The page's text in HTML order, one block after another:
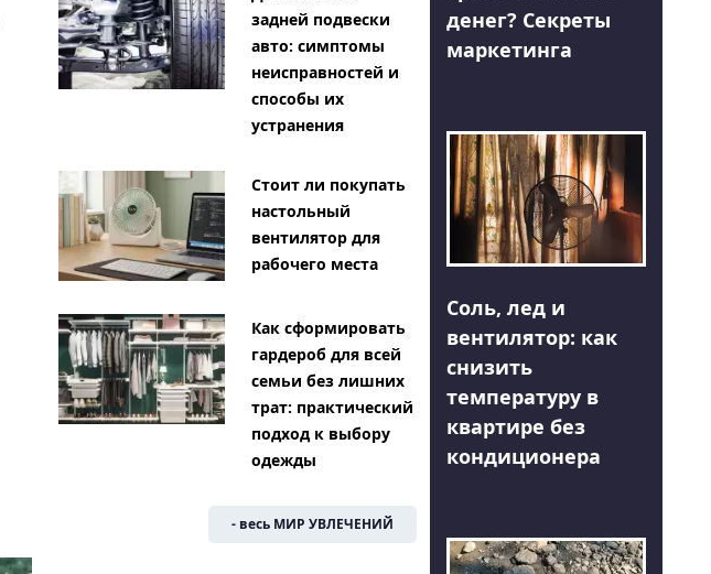
задней подвески
авто: симптомы
неисправностей и
способы их
устранения
Стоит ли покупать
настольный
вентилятор для
рабочего места
Как сформировать
гардероб для всей
семьи без лишних
трат: практический
подход к выбору
одежды
- весь МИР УВЛЕЧЕНИЙ
денег? Секреты
маркетинга
Соль, лед и
вентилятор: как
снизить
температуру в
квартире без
кондиционера